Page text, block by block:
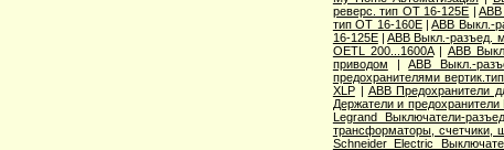
реверс. тип OT 16-125E |
тип OT 16-160E|ABB Выкл.-
16-125E|ABB Выкл.-разъед.
OETL 200...1600A| ABB
приводом |ABB Выкл.-
предохранителями
XLP| ABB Предохранители
Держатели и предохранители
Legrand Выключатели-
трансформаторы, счетчики,
Schneider Electric